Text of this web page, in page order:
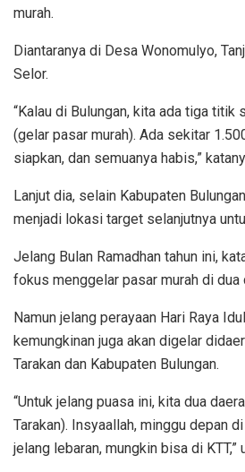
murah.
Diantaranya di Desa Wonomulyo,
Selor.
“Kalau di Bulungan, kita ada tiga titik
(gelar pasar murah). Ada sekitar
siapkan, dan semuanya habis,”
Lanjut dia, selain Kabupaten
menjadi lokasi target selanjutnya
Jelang Bulan Ramadhan tahun ini,
fokus menggelar pasar murah di dua
Namun jelang perayaan Hari Raya
kemungkinan juga akan digelar
Tarakan dan Kabupaten Bulungan.
“Untuk jelang puasa ini, kita dua
Tarakan). Insyaallah, minggu depan
jelang lebaran, mungkin bisa di KTT,”